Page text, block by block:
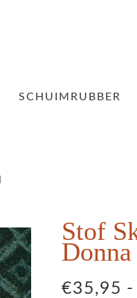
SCHUIMRUBBER
Stof
€35,95 -